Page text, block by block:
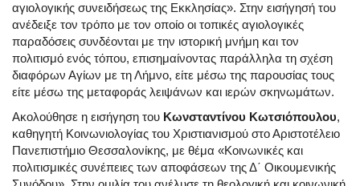
αγιολογικής συνειδήσεως της Εκκλησίας». Στην εισήγησή του
ανέδειξε τον τρόπο με τον οποίο οι τοπικές αγιολογικές
παραδόσεις συνδέονται με την ιστορική μνήμη και τον
πολιτισμό ενός τόπου, επισημαίνοντας παράλληλα τη σχέση
διαφόρων Αγίων με τη Λήμνο, είτε μέσω της παρουσίας τους
είτε μέσω της μεταφοράς λειψάνων και ιερών σκηνωμάτων.
Ακολούθησε η εισήγηση του Κωνσταντίνου Κωτσιόπουλου,
καθηγητή Κοινωνιολογίας του Χριστιανισμού στο Αριστοτέλειο
Πανεπιστήμιο Θεσσαλονίκης, με θέμα «Κοινωνικές και
πολιτισμικές συνέπειες των αποφάσεων της Δ΄ Οικουμενικής